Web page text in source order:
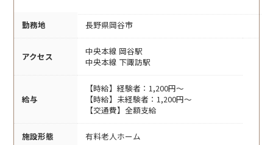
勤務地 長野県岡谷市
アクセス
中央本線 岡谷駅
中央本線 下諏訪駅
給与
【時給】経験者：1,200円～
【時給】未経験者：1,200円～
【交通費】全額支給
施設形態 有料老人ホーム